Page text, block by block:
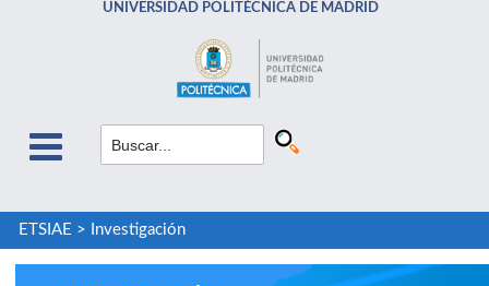
UNIVERSIDAD POLITÉCNICA DE MADRID
ETSIAE > Investigación